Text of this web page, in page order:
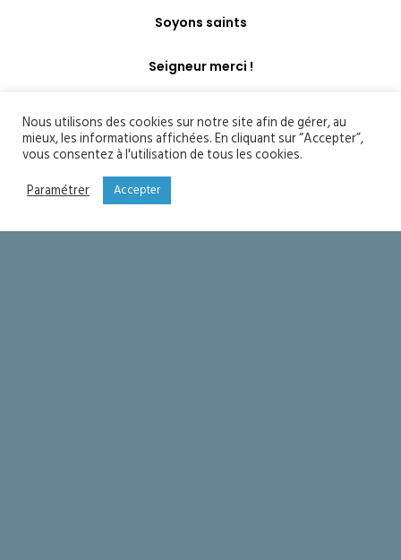
Soyons saints
Seigneur merci !
Nous utilisons des cookies sur notre site afin de gérer, au
mieux, les informations affichées. En cliquant sur “Accepter”,
vous consentez à l'utilisation de tous les cookies.
Paramétrer
Accepter